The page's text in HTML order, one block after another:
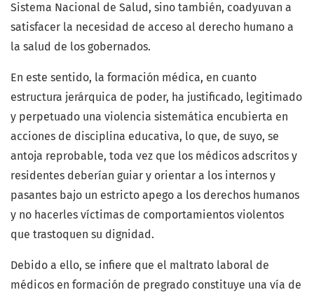
Sistema Nacional de Salud, sino también, coadyuvan a
satisfacer la necesidad de acceso al derecho humano a
la salud de los gobernados.
En este sentido, la formación médica, en cuanto
estructura jerárquica de poder, ha justificado, legitimado
y perpetuado una violencia sistemática encubierta en
acciones de disciplina educativa, lo que, de suyo, se
antoja reprobable, toda vez que los médicos adscritos y
residentes deberían guiar y orientar a los internos y
pasantes bajo un estricto apego a los derechos humanos
y no hacerles víctimas de comportamientos violentos
que trastoquen su dignidad.
Debido a ello, se infiere que el maltrato laboral de
médicos en formación de pregrado constituye una vía de